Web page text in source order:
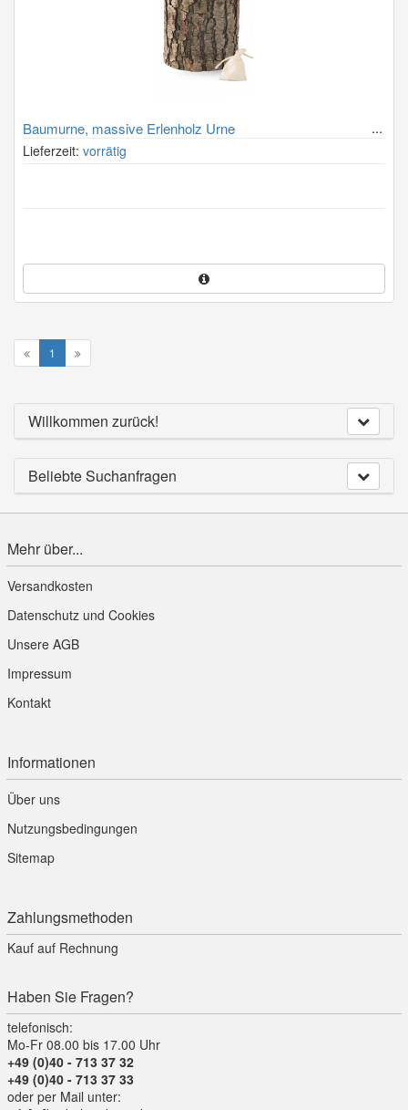
Baumurne, massive Erlenholz Urne
Lieferzeit: vorrätig
1
Willkommen zurück!
Beliebte Suchanfragen
Mehr über...
Versandkosten
Datenschutz und Cookies
Unsere AGB
Impressum
Kontakt
Informationen
Über uns
Nutzungsbedingungen
Sitemap
Zahlungsmethoden
Kauf auf Rechnung
Haben Sie Fragen?
telefonisch:
Mo-Fr 08.00 bis 17.00 Uhr
+49 (0)40 - 713 37 32
+49 (0)40 - 713 37 33
oder per Mail unter: